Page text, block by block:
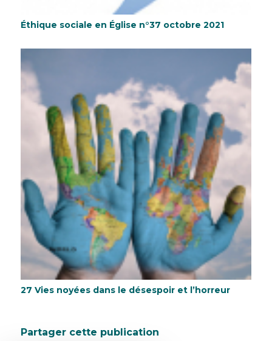
Éthique sociale en Église n°37 octobre 2021
27 Vies noyées dans le désespoir et l’horreur
Partager cette publication